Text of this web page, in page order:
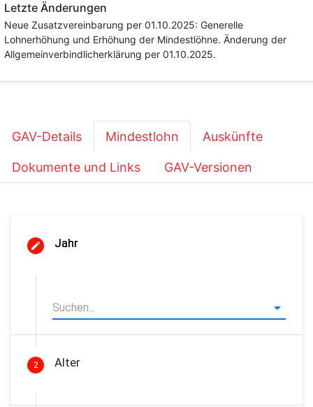
Letzte Änderungen
Neue Zusatzvereinbarung per 01.10.2025: Generelle
Lohnerhöhung und Erhöhung der Mindestlöhne. Änderung der
Allgemeinverbindlicherklärung per 01.10.2025.
GAV-Details Mindestlohn Auskünfte
Dokumente und Links GAV-Versionen
Jahr
2 Alter